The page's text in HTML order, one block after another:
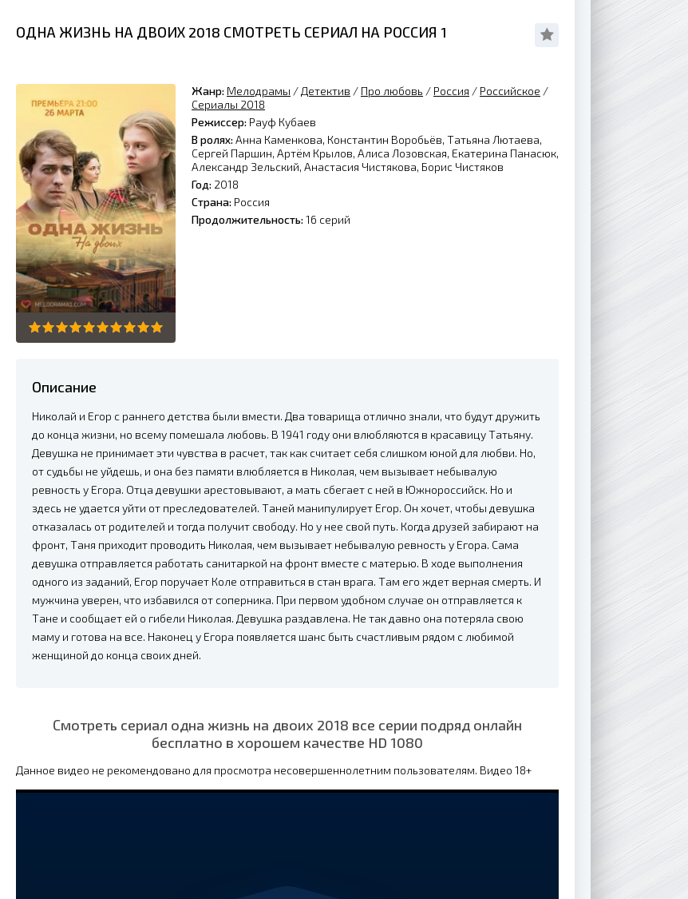
ОДНА ЖИЗНЬ НА ДВОИХ 2018 СМОТРЕТЬ СЕРИАЛ НА РОССИЯ 1
Жанр: Мелодрамы / Детектив / Про любовь / Россия / Российское /
Сериалы 2018
Режиссер: Рауф Кубаев
В ролях: Анна Каменкова, Константин Воробьёв, Татьяна Лютаева,
Сергей Паршин, Артём Крылов, Алиса Лозовская, Екатерина Панасюк,
Александр Зельский, Анастасия Чистякова, Борис Чистяков
Год: 2018
Страна: Россия
Продолжительность: 16 серий
Описание
Николай и Егор с раннего детства были вмести. Два товарища отлично знали, что будут дружить
до конца жизни, но всему помешала любовь. В 1941 году они влюбляются в красавицу Татьяну.
Девушка не принимает эти чувства в расчет, так как считает себя слишком юной для любви. Но,
от судьбы не уйдешь, и она без памяти влюбляется в Николая, чем вызывает небывалую
ревность у Егора. Отца девушки арестовывают, а мать сбегает с ней в Южнороссийск. Но и
здесь не удается уйти от преследователей. Таней манипулирует Егор. Он хочет, чтобы девушка
отказалась от родителей и тогда получит свободу. Но у нее свой путь. Когда друзей забирают на
фронт, Таня приходит проводить Николая, чем вызывает небывалую ревность у Егора. Сама
девушка отправляется работать санитаркой на фронт вместе с матерью. В ходе выполнения
одного из заданий, Егор поручает Коле отправиться в стан врага. Там его ждет верная смерть. И
мужчина уверен, что избавился от соперника. При первом удобном случае он отправляется к
Тане и сообщает ей о гибели Николая. Девушка раздавлена. Не так давно она потеряла свою
маму и готова на все. Наконец у Егора появляется шанс быть счастливым рядом с любимой
женщиной до конца своих дней.
Смотреть сериал одна жизнь на двоих 2018 все серии подряд онлайн
бесплатно в хорошем качестве HD 1080
Данное видео не рекомендовано для просмотра несовершеннолетним пользователям. Видео 18+